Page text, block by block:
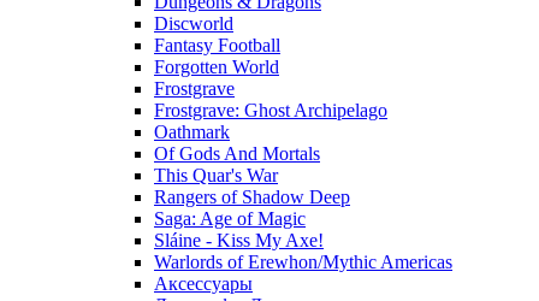
Discworld
Fantasy Football
Forgotten World
Frostgrave
Frostgrave: Ghost Archipelago
Oathmark
Of Gods And Mortals
This Quar's War
Rangers of Shadow Deep
Saga: Age of Magic
Sláine - Kiss My Axe!
Warlords of Erewhon/Mythic Americas
Аксессуары